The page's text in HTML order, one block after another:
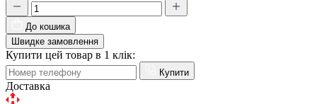
До кошика
Швидке замовлення
Купити цей товар в 1 клік:
Купити
Доставка